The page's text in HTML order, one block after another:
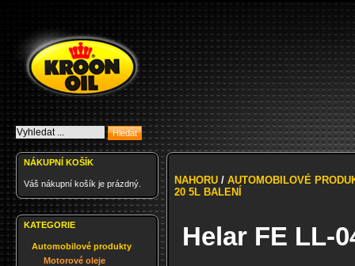
NÁKUPNÍ KOŠÍK
Váš nákupní košík je prázdný.
KATEGORIE
Automobilové produkty
Motorové oleje
NAHORU / AUTOMOBILOVÉ
20 5L BALENÍ
Helar FE LL-